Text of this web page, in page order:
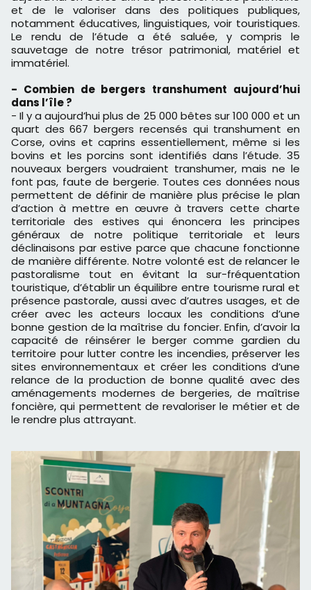
et de le valoriser dans des politiques publiques,
notamment éducatives, linguistiques, voir touristiques.
Le rendu de l’étude a été saluée, y compris le
sauvetage de notre trésor patrimonial, matériel et
immatériel.
- Combien de bergers transhument aujourd’hui
dans l’île ?
- Il y a aujourd’hui plus de 25 000 bêtes sur 100 000 et un
quart des 667 bergers recensés qui transhument en
Corse, ovins et caprins essentiellement, même si les
bovins et les porcins sont identifiés dans l’étude. 35
nouveaux bergers voudraient transhumer, mais ne le
font pas, faute de bergerie. Toutes ces données nous
permettent de définir de manière plus précise le plan
d’action à mettre en œuvre à travers cette charte
territoriale des estives qui énoncera les principes
généraux de notre politique territoriale et leurs
déclinaisons par estive parce que chacune fonctionne
de manière différente. Notre volonté est de relancer le
pastoralisme tout en évitant la sur-fréquentation
touristique, d’établir un équilibre entre tourisme rural et
présence pastorale, aussi avec d’autres usages, et de
créer avec les acteurs locaux les conditions d’une
bonne gestion de la maîtrise du foncier. Enfin, d’avoir la
capacité de réinsérer le berger comme gardien du
territoire pour lutter contre les incendies, préserver les
sites environnementaux et créer les conditions d’une
relance de la production de bonne qualité avec des
aménagements modernes de bergeries, de maîtrise
foncière, qui permettent de revaloriser le métier et de
le rendre plus attrayant.